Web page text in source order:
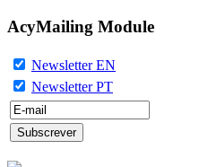
AcyMailing Module
Newsletter EN
Newsletter PT